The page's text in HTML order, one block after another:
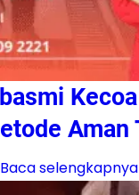
Aman
Baca selengkapnya